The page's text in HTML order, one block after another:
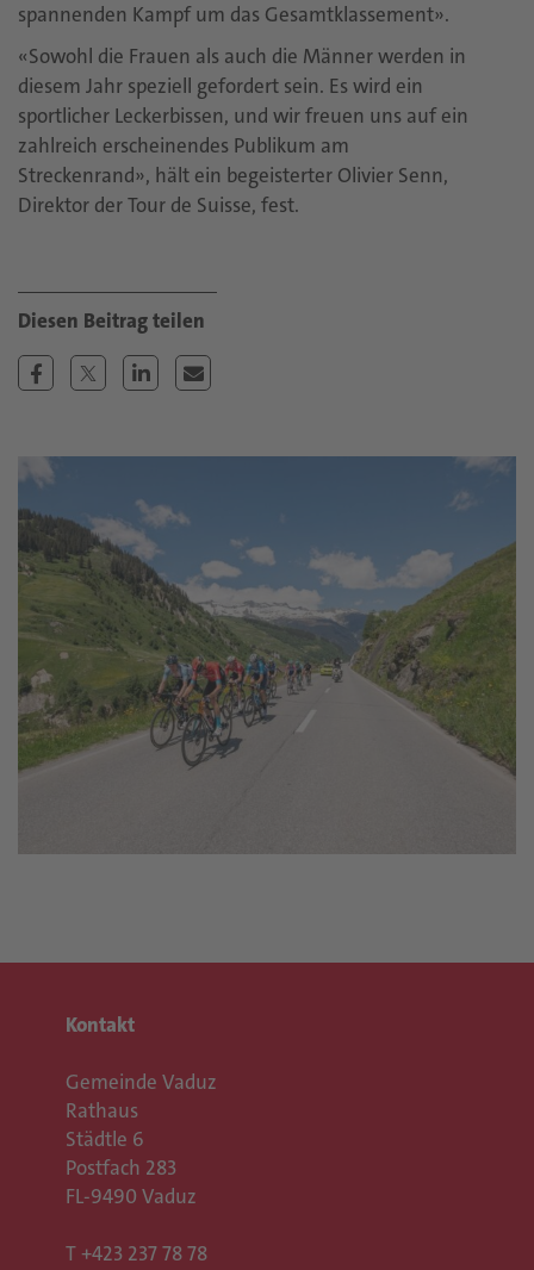
spannenden Kampf um das Gesamtklassement».
«Sowohl die Frauen als auch die Männer werden in
diesem Jahr speziell gefordert sein. Es wird ein
sportlicher Leckerbissen, und wir freuen uns auf ein
zahlreich erscheinendes Publikum am
Streckenrand», hält ein begeisterter Olivier Senn,
Direktor der Tour de Suisse, fest.
Kontakt
Gemeinde Vaduz
Rathaus
Städtle 6
Postfach 283
FL-9490 Vaduz
T +423 237 78 78